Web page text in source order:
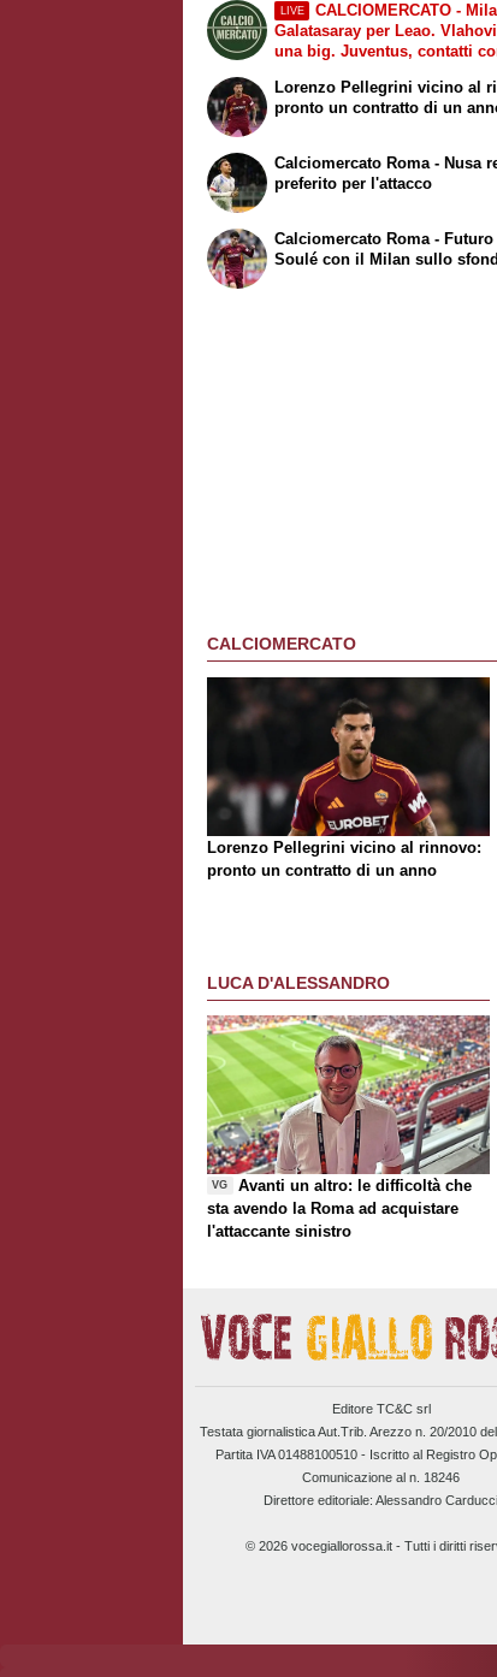
LIVE
CALCIOMERCATO -
Galatasaray per Leao.
una big. Juventus, contatti
centrocampo
Lorenzo Pellegrini vicino al
pronto un contratto di un
Calciomercato Roma - Nusa
preferito per l'attacco
Calciomercato Roma -
Soulé con il Milan sullo
CALCIOMERCATO
Lorenzo Pellegrini vicino al rinnovo:
pronto un contratto di un anno
LUCA D'ALESSANDRO
VG
Avanti un altro: le difficoltà che
sta avendo la Roma ad acquistare
l'attaccante sinistro
Editore TC&C srl
Testata giornalistica Aut.Trib. Arezzo n. 20/2010
Partita IVA 01488100510 - Iscritto al Registro
Comunicazione al n. 18246
Direttore editoriale: Alessandro Carducci
© 2026 vocegiallorossa.it - Tutti i diritti